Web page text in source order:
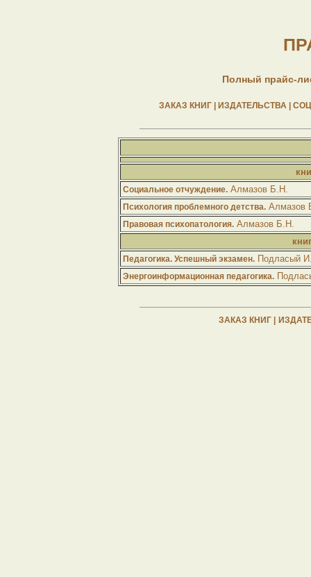
Полный прайс-
ЗАКАЗ КНИГ | ИЗДАТЕЛЬСТВА |
Социальное отчуждение. Алмазов Б.Н.
Психология проблемного детства. Алмазов
Правовая психопатология. Алмазов Б.Н.
Педагогика. Успешный экзамен. Подласый
Энергоинформационная педагогика.
ЗАКАЗ КНИГ |